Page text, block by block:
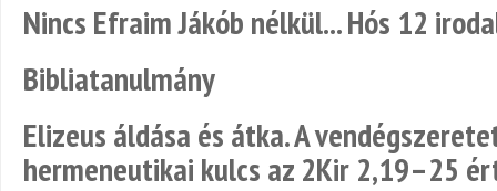
Nincs Efraim Jákób nélkül... Hós 12
Bibliatanulmány
Elizeus áldása és átka. A
hermeneutikai kulcs az 2Kir 2,19–25